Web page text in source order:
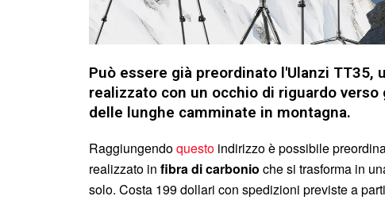
Può essere già preordinato l'Ulanzi
realizzato con un occhio di riguardo
delle lunghe camminate in montagna.
Raggiungendoquesto indirizzo è possibile
realizzato in fibra di carbonio che si trasforma in
solo. Costa 199 dollari con spedizioni previste a